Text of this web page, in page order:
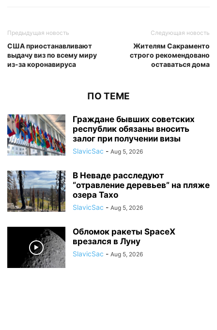
Предыдущая новость
США приостанавливают
выдачу виз по всему миру
из-за коронавируса
Следующая новость
Жителям Сакраменто
строго рекомендовано
оставаться дома
ПО ТЕМЕ
Граждане бывших советских
республик обязаны вносить
залог при получении визы
SlavicSac - Aug 5, 2026
В Неваде расследуют
“отравление деревьев” на пляже
озера Тахо
SlavicSac - Aug 5, 2026
Обломок ракеты SpaceX
врезался в Луну
SlavicSac - Aug 5, 2026